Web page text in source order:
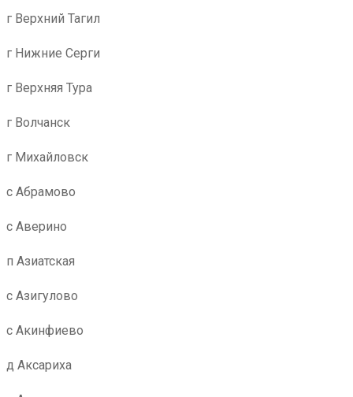
г Верхний Тагил
г Нижние Серги
г Верхняя Тура
г Волчанск
г Михайловск
с Абрамово
с Аверино
п Азиатская
с Азигулово
с Акинфиево
д Аксариха